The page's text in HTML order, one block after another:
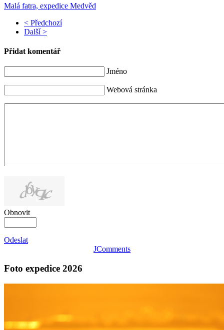
Malá fatra, expedice Medvěd
< Předchozí
Další >
Přidat komentář
Jméno
Webová stránka
Obnovit
Odeslat
JComments
Foto expedice 2026